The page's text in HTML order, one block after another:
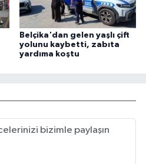
Belçika'dan gelen yaşlı çift
yolunu kaybetti, zabıta
yardıma koştu